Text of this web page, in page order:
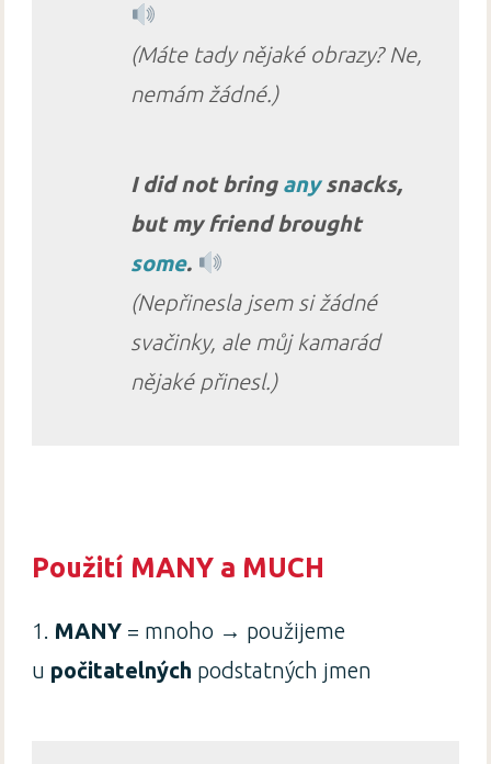
(Máte tady nějaké obrazy? Ne,
nemám žádné.)
I did not bring anysnacks,
but my friend brought
some.
(Nepřinesla jsem si žádné
svačinky, ale můj kamarád
nějaké přinesl.)
Použití MANY a MUCH
1. MANY = mnoho → použijeme
u počitatelných podstatných jmen